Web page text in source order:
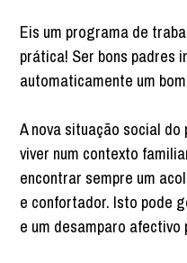
Eis um programa de
prática! Ser bons padres
automaticamente um
A nova situação social
viver num contexto
encontrar sempre um
e confortador. Isto pode
e um desamparo afectivo